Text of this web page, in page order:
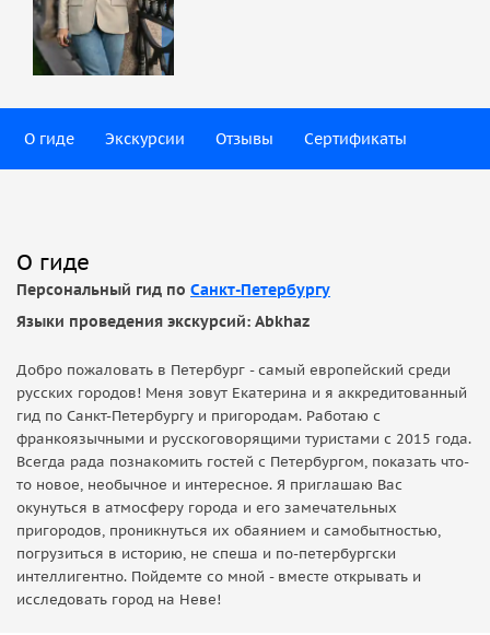
О гиде Экскурсии Отзывы Сертификаты
О гиде
Персональный гид по Санкт-Петербургу
Языки проведения экскурсий: Abkhaz
Добро пожаловать в Петербург - самый европейский среди
русских городов! Меня зовут Екатерина и я аккредитованный
гид по Санкт-Петербургу и пригородам. Работаю с
франкоязычными и русскоговорящими туристами с 2015 года.
Всегда рада познакомить гостей с Петербургом, показать что-
то новое, необычное и интересное. Я приглашаю Вас
окунуться в атмосферу города и его замечательных
пригородов, проникнуться их обаянием и самобытностью,
погрузиться в историю, не спеша и по-петербургски
интеллигентно. Пойдемте со мной - вместе открывать и
исследовать город на Неве!